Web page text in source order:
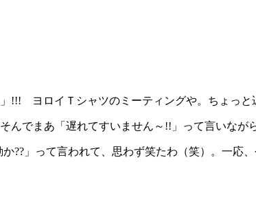
!!! ヨロイＴシャツのミーティングや。ちょっと
んでまあ「遅れてすいません～!!」って言いなが
??」って言われて、思わず笑たわ（笑）。一応